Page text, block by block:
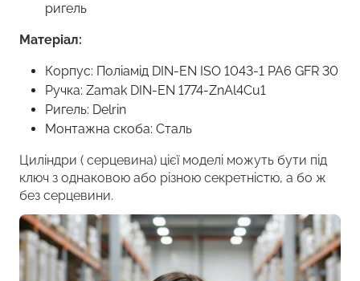
ригель
Матеріал:
Корпус: Поліамід DIN-EN ISO 1043-1 PA6 GFR 30
Ручка: Zamak DIN-EN 1774-ZnAl4Cu1
Ригель: Delrin
Монтажна скоба: Сталь
Циліндри ( серцевина) цієї моделі можуть бути під
ключ з однаковою або різною секретністю, а бо ж
без серцевини.
Мінімальна кількість для замовлення: 10